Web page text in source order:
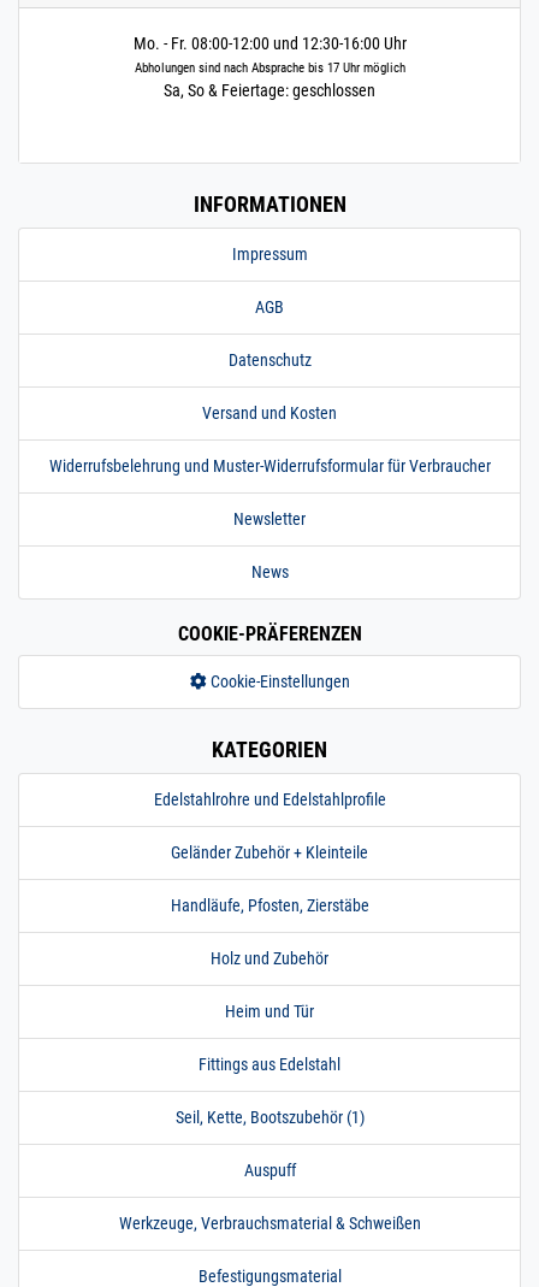
Mo. - Fr. 08:00-12:00 und 12:30-16:00 Uhr
Abholungen sind nach Absprache bis 17 Uhr möglich
Sa, So & Feiertage: geschlossen
INFORMATIONEN
Impressum
AGB
Datenschutz
Versand und Kosten
Widerrufsbelehrung und Muster-Widerrufsformular für Verbraucher
Newsletter
News
COOKIE-PRÄFERENZEN
Cookie-Einstellungen
KATEGORIEN
Edelstahlrohre und Edelstahlprofile
Geländer Zubehör + Kleinteile
Handläufe, Pfosten, Zierstäbe
Holz und Zubehör
Heim und Tür
Fittings aus Edelstahl
Seil, Kette, Bootszubehör (1)
Auspuff
Werkzeuge, Verbrauchsmaterial & Schweißen
Befestigungsmaterial